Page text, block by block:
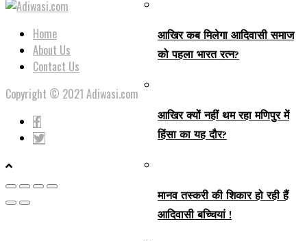
आखिर कब मिलेगा आदिवासी समाज
को पहला भारत रत्न?
आखिर क्यों नहीं थम रहा मणिपुर में
हिंसा का यह दौर?
मानव तस्करी की शिकार हो रही हैं
आदिवासी बच्चियां !
Home
About Us
Contact Us
Copyright © 2021 Adiwasi.com